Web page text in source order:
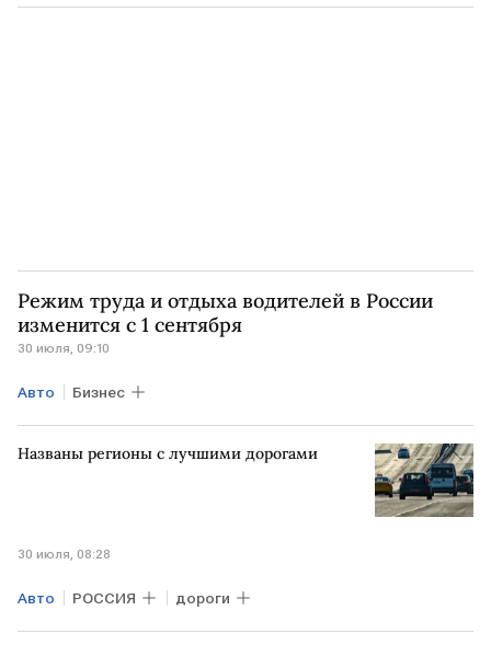
Ренессанс Страхование дороги
Режим труда и отдыха водителей в России
изменится с 1 сентября
30 июля, 09:10
Авто Бизнес
Названы регионы с лучшими дорогами
30 июля, 08:28
Авто РОССИЯ дороги